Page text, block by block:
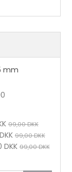
mm
99,00 DKK
99,00 DKK
DKK 99,00 DKK